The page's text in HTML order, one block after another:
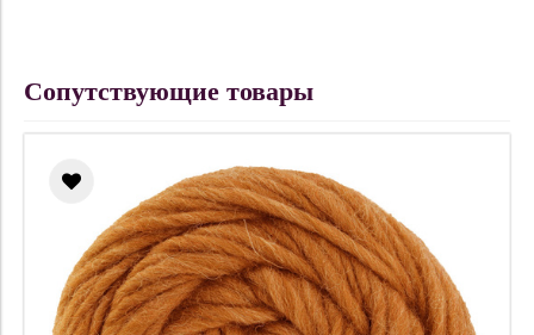
Сопутствующие товары